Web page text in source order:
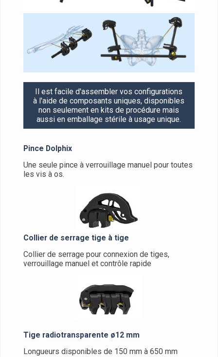
Il est facile d'assembler vos configurations
à l'aide de composants uniques, disponibles
non seulement en kits de procédure mais
aussi en emballage stérile à usage unique.
Pince Dolphix
Une seule pince à verrouillage manuel pour toutes
les vis à os.
Collier de serrage tige à tige
Collier de serrage pour connexion de tiges,
verrouillage manuel et contrôle rapide
Tige radiotransparente ø12 mm
Longueurs disponibles de 150 mm à 650 mm